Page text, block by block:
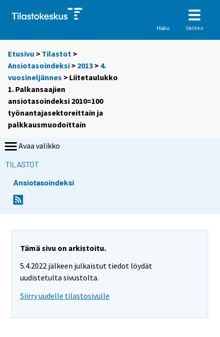
Haku Valikko
Etusivu > Tilastot >
Ansiotasoindeksi > 2013 > 4.
vuosineljännes > Liitetaulukko
1. Palkansaajien
ansiotasoindeksi 2010=100
työnantajasektoreittain ja
palkkausmuodoittain
Avaa valikko
TILASTOT
Ansiotasoindeksi
Tämä sivu on arkistoitu.
5.4.2022 jälkeen julkaistut tiedot löydät
uudistetulta sivustolta.
Siirry uudelle tilastosivulle